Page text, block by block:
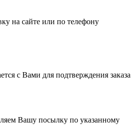
на сайте или по телефону
с Вами для подтверждения заказа
Вашу посылку по указанному